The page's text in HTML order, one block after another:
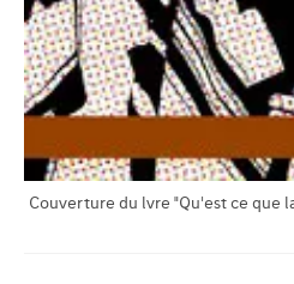
Couverture du lvre "Qu'est ce que